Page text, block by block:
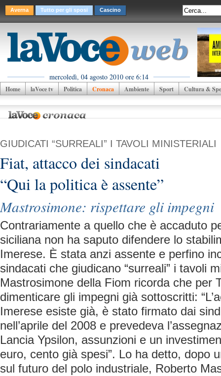
Averna Tutto per gli sposi Cascino
mercoledì, 04 agosto 2010 ore 6:14
Home laVoce tv Politica Cronaca Ambiente Sport Cultura &
GIUDICATI “SURREALI” I TAVOLI MINISTERIALI
Fiat, attacco dei sindacati
“Qui la politica è assente”
Mastrosimone: rispettare gli impegni
Contrariamente a quello che è accaduto
siciliana non ha saputo difendere lo
Imerese. È stata anzi assente e perfino
sindacati che giudicano “surreali” i tavoli
Mastrosimone della Fiom ricorda che per
dimenticare gli impegni già sottoscritti:
Imerese esiste già, è stato firmato dai
nell’aprile del 2008 e prevedeva
Lancia Ypsilon, assunzioni e un
euro, cento già spesi”. Lo ha detto, dopo
sul futuro del polo industriale, Roberto